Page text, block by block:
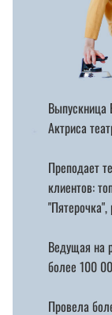
Выпускница
Актриса
Преподает
клиентов:
Ведущая на
более 100
Провела